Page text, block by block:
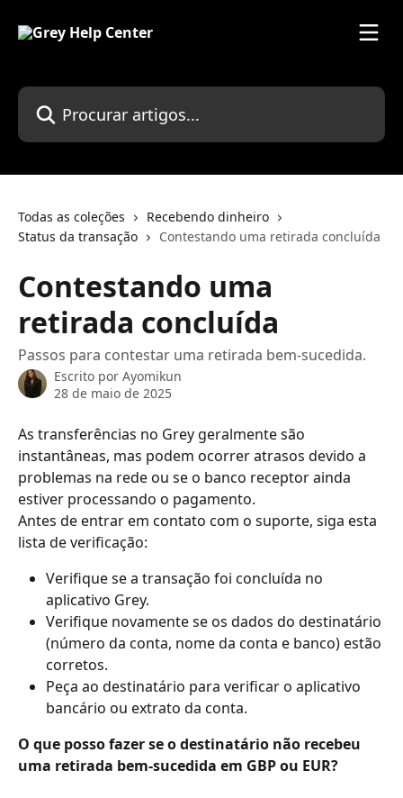
Procurar artigos...
Todas as coleções
Recebendo dinheiro
Status da transação
Contestando uma retirada concluída
Contestando uma
retirada concluída
Passos para contestar uma retirada bem-sucedida.
Escrito por Ayomikun
28 de maio de 2025
As transferências no Grey geralmente são
instantâneas, mas podem ocorrer atrasos devido a
problemas na rede ou se o banco receptor ainda
estiver processando o pagamento.
Antes de entrar em contato com o suporte, siga esta
lista de verificação:
Verifique se a transação foi concluída no
aplicativo Grey.
Verifique novamente se os dados do destinatário
(número da conta, nome da conta e banco) estão
corretos.
Peça ao destinatário para verificar o aplicativo
bancário ou extrato da conta.
O que posso fazer se o destinatário não recebeu
uma retirada bem-sucedida em GBP ou EUR?